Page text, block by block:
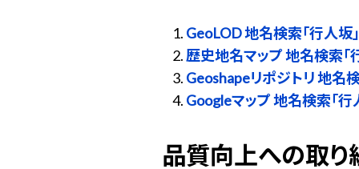
GeoLOD 地名検索「行人坂」
歴史地名マップ 地名検索「
Geoshapeリポジトリ 地名
Googleマップ 地名検索「行
品質向上への取り